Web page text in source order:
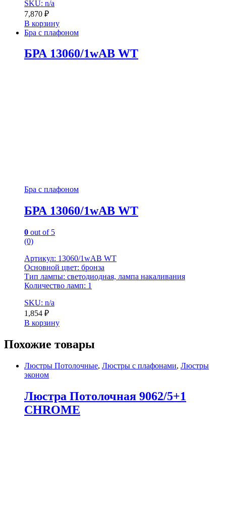
SKU: n/a
7,870 ₽
В корзину
Бра с плафоном
БРА 13060/1wAB WT
Бра с плафоном
БРА 13060/1wAB WT
0 out of 5
(0)
Артикул: 13060/1wAB WT
Основной цвет: бронза
Тип лампы: светодиодная, лампа накаливания
Количество ламп: 1
SKU: n/a
1,854 ₽
В корзину
Похожие товары
Люстры Потолочные, Люстры с плафонами, Люстры
эконом
Люстра Потолочная 9062/5+1
CHROME